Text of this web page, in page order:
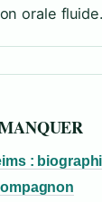
orale
: